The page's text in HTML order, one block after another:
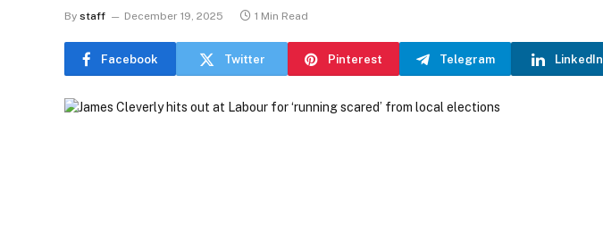
By staff December 19, 2025 1 Min Read
Facebook Twitter Pinterest Telegram LinkedIn